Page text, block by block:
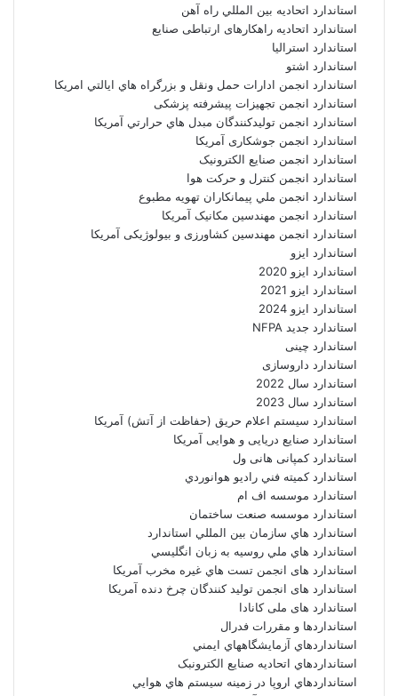
استاندارد اتحاديه بين المللي راه آهن
استاندارد اتحادیه راهکارهای ارتباطی صنایع
استاندارد استرالیا
استاندارد اشتو
استاندارد انجمن ادارات حمل ونقل و بزرگراه هاي ايالتي امريکا
استاندارد انجمن تجهیزات پیشرفته پزشکی
استاندارد انجمن توليدکنندگان مبدل هاي حرارتي آمريکا
استاندارد انجمن جوشکاری آمریکا
استاندارد انجمن صنايع الکترونيک
استاندارد انجمن کنترل و حرکت هوا
استاندارد انجمن ملي پيمانکاران تهويه مطبوع
استاندارد انجمن مهندسين مکانيک آمريکا
استاندارد انجمن مهندسین کشاورزی و بیولوژیکی آمریکا
استاندارد ایزو
استاندارد ایزو 2020
استاندارد ایزو 2021
استاندارد ایزو 2024
استاندارد جدید NFPA
استاندارد چینی
استاندارد داروسازی
استاندارد سال 2022
استاندارد سال 2023
استاندارد سیستم اعلام حریق (حفاظت از آتش) آمریکا
استاندارد صنایع دریایی و هوایی آمریکا
استاندارد کمپانی هانی ول
استاندارد کميته فني راديو هوانوردي
استاندارد موسسه اف ام
استاندارد موسسه صنعت ساختمان
استاندارد هاي سازمان بين المللي استاندارد
استاندارد هاي ملي روسيه به زبان انگليسي
استاندارد های انجمن تست هاي غيره مخرب آمريکا
استاندارد های انجمن توليد کنندگان چرخ دنده آمريکا
استاندارد های ملی کانادا
استانداردها و مقررات فدرال
استانداردهاي آزمايشگاههاي ايمني
استانداردهاي اتحاديه صنايع الکترونبک
استانداردهاي اروپا در زمينه سيستم هاي هوايي